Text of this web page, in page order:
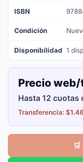
ISBN
Condición
Disponibilidad 1
Precio
Hasta 12 cuotas
Transferencia: